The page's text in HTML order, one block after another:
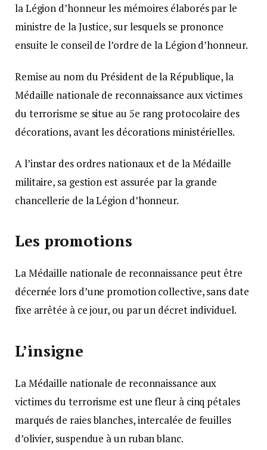
la Légion d’honneur les mémoires élaborés par le
ministre de la Justice, sur lesquels se prononce
ensuite le conseil de l’ordre de la Légion d’honneur.
Remise au nom du Président de la République, la
Médaille nationale de reconnaissance aux victimes
du terrorisme se situe au 5e rang protocolaire des
décorations, avant les décorations ministérielles.
A l’instar des ordres nationaux et de la Médaille
militaire, sa gestion est assurée par la grande
chancellerie de la Légion d’honneur.
Les promotions
La Médaille nationale de reconnaissance peut être
décernée lors d’une promotion collective, sans date
fixe arrêtée à ce jour, ou par un décret individuel.
L’insigne
La Médaille nationale de reconnaissance aux
victimes du terrorisme est une fleur à cinq pétales
marqués de raies blanches, intercalée de feuilles
d’olivier, suspendue à un ruban blanc.